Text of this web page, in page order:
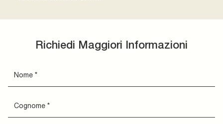
Richiedi Maggiori Informazioni